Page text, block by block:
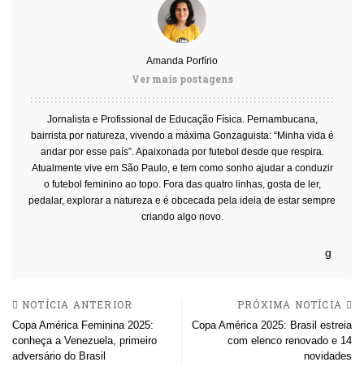
Amanda Porfírio
Ver mais postagens
Jornalista e Profissional de Educação Física. Pernambucana,
bairrista por natureza, vivendo a máxima Gonzaguista: “Minha vida é
andar por esse país”. Apaixonada por futebol desde que respira.
Atualmente vive em São Paulo, e tem como sonho ajudar a conduzir
o futebol feminino ao topo. Fora das quatro linhas, gosta de ler,
pedalar, explorar a natureza e é obcecada pela ideia de estar sempre
criando algo novo.
NOTÍCIA ANTERIOR
Copa América Feminina 2025:
conheça a Venezuela, primeiro
adversário do Brasil
PRÓXIMA NOTÍCIA
Copa América 2025: Brasil estreia
com elenco renovado e 14
novidades